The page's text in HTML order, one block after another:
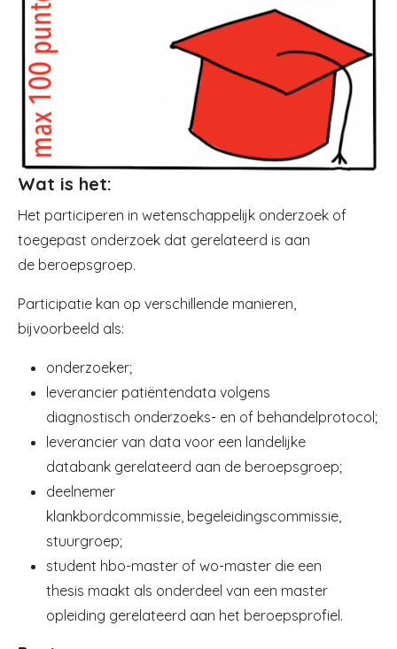
Wat is het:
Het participeren in wetenschappelijk onderzoek of
toegepast onderzoek dat gerelateerd is aan
de beroepsgroep.
Participatie kan op verschillende manieren,
bijvoorbeeld als:
onderzoeker;
leverancier patiëntendata volgens
diagnostisch onderzoeks- en of behandelprotocol;
leverancier van data voor een landelijke
databank gerelateerd aan de beroepsgroep;
deelnemer
klankbordcommissie, begeleidingscommissie,
stuurgroep;
student hbo-master of wo-master die een
thesis maakt als onderdeel van een master
opleiding gerelateerd aan het beroepsprofiel.